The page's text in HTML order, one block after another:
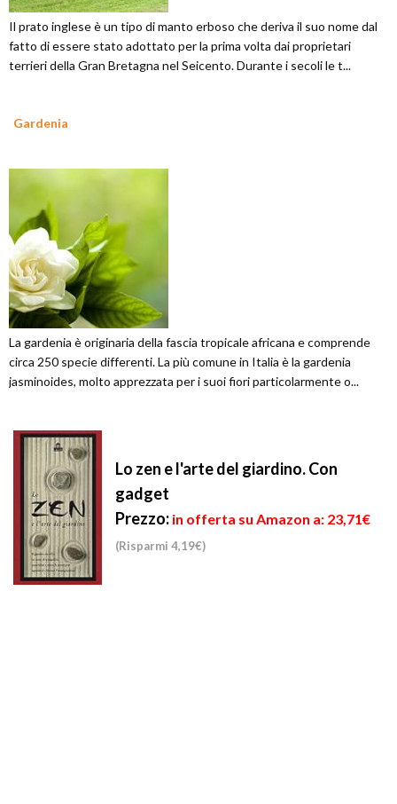
Il prato inglese è un tipo di manto erboso che deriva il suo nome dal
fatto di essere stato adottato per la prima volta dai proprietari
terrieri della Gran Bretagna nel Seicento. Durante i secoli le t...
Gardenia
La gardenia è originaria della fascia tropicale africana e comprende
circa 250 specie differenti. La più comune in Italia è la gardenia
jasminoides, molto apprezzata per i suoi fiori particolarmente o...
Lo zen e l'arte del giardino. Con
gadget
Prezzo: in offerta su Amazon a: 23,71€
(Risparmi 4,19€)